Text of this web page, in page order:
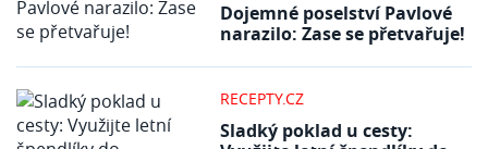
Dojemné poselství Pavlové
narazilo: Zase se přetvařuje!
RECEPTY.CZ
Sladký poklad u cesty: